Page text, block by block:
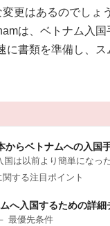
更はあるのでし
は、ベトナム入
に書類を準備し、
からベトナムへの入国
は以前より簡単になっ
する注目ポイント
へ入国するための詳細
最優先条件